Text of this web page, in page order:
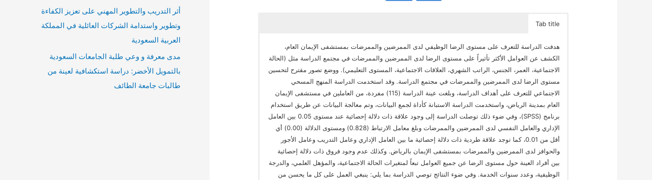
Tab title
هدفت الدراسة للتعرف على مستوى الرضا الوظيفي لدى الممرضين والممرضات بمستشفى الإيمان العام،
الكشف عن العوامل الأكثر تأثيراً على مستوى الرضا لدى الممرضين والممرضات في مجتمع الدراسة مثل (الحالة
الاجتماعية، العمر، الجنس، الراتب الشهري، العلاقات الاجتماعية، المستوى التعليمي). ووضع تصور مقترح لتحسين
مستوى الرضا لدى الممرضين والممرضات في مجتمع الدراسة. وقد استخدمت الدراسة المنهج المسحي
الاجتماعي للتعرف على أهداف الدراسة، وبلغت عينة الدراسة (115) مفردة، من العاملين في مستشفى الإيمان
العام بمدينة الرياض، واستخدمت الدراسة الاستبانة كأداة لجمع البيانات، وتم معالجة البيانات عن طريق استخدام
برنامج (SPSS)، وفي ضوء ذلك توصلت الدراسة إلى وجود علاقة ذات دلالة إحصائية عند مستوى 0.05 بين العامل
الإداري والعامل النفسي لدى الممرضين والممرضات وبلغ معامل الارتباط (0.828) ومستوى الدلالة (0.00) أي
أقل من 0.01، كما توجد علاقة طردية ذات دلالة إحصائية ما بين العامل الإداري وعامل التدريب وعامل الأجور
والحوافز لدى الممرضين والممرضات بمستشفى الإيمان بالرياض. وكذلك عدم وجود فروق ذات دلالة إحصائية
بين أفراد العينة حول مستوى الرضا عن جميع العوامل تبعاً لمتغيرات الحالة الاجتماعية، والمؤهل العلمي، والدرجة
الوظيفية، وعدد سنوات الخدمة. وفي ضوء النتائج توصي الدراسة بما يلي: ينبغي العمل على كل ما يحسن من
أثر التدريب والتطوير المهني على تعزيز الكفاءة
وتطوير واستدامة الشركات العائلية في المملكة
العربية السعودية
مدى معرفة و وعي طلبة الجامعات السعودية
بالتمويل الأخضر: دراسة استكشافية لعينة من
طالبات جامعة الطائف